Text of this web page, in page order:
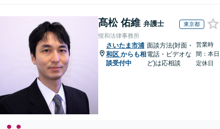
髙松 佑維 弁護士 東京都
惺和法律事務所
さいたま市浦
和区 からも相
談受付中
面談方法(対面・
電話・ビデオな
ど)は応相談
営業時
間：本日
定休日